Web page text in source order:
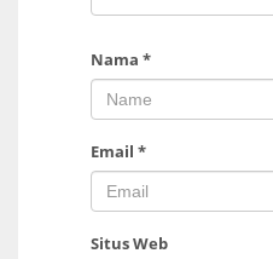
Nama *
Email *
Situs Web